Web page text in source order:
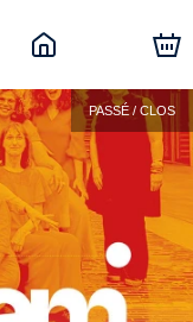
PASSÉ / CLOS